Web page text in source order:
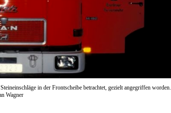
in der Frontscheibe betrachtet, gezielt angegriffen worden.
Wagner